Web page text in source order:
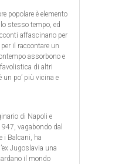
popolare è elemento
stesso tempo, ed
affascinano per
per il raccontare un
assorbono e
di altri
un po’ più vicina e
di Napoli e
vagabondo dal
i Balcani, ha
Jugoslavia una
il mondo